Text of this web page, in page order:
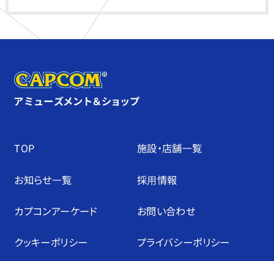
アミューズメント＆ショップ
TOP 施設・店舗⼀覧
お知らせ⼀覧 採⽤情報
カプコンアーケード お問い合わせ
クッキーポリシー プライバシーポリシー